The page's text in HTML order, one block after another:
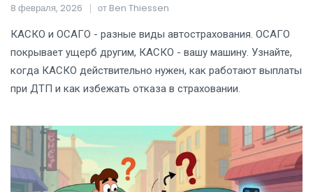
8 февраля, 2026 от Ben Thiessen
КАСКО и ОСАГО - разные виды автострахования. ОСАГО
покрывает ущерб другим, КАСКО - вашу машину. Узнайте,
когда КАСКО действительно нужен, как работают выплаты
при ДТП и как избежать отказа в страховании.